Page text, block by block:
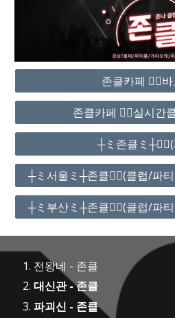
존클카페 ❤️‍🔥
존클카페 ❤️‍🔥실시간
┼ミ존클ミ
┼ミ서울ミ┼존클❤️‍🔥(클럽/파
┼ミ부산ミ┼존클❤️‍🔥(클럽/파
전왕네 - 존클
대신관 - 존클
파괴신 - 존클